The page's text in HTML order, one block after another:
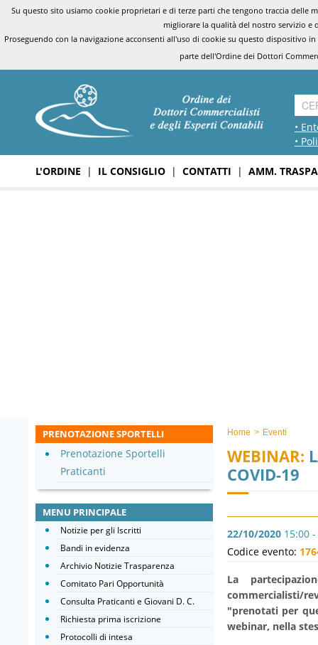
Su questo sito usiamo cookie proprietari e di terze parti che tengono traccia
migliorare la qualità del nostro servizio e
Proseguendo con la navigazione acconsenti all'uso di cookie su questo dispositivo
parte dell'Ordine dei Dottori
•
•
L'ORDINE | IL CONSIGLIO | CONTATTI | AMM.
Home > Eventi
WEBINAR:
COVID-19
22/10/2020 15:00
Codice evento:
La
commercialisti/
"prenotati per
webinar, nella
PRENOTAZIONE SPORTELLI
Prenotazione Sportelli
Praticanti
MENU PRINCIPALE
Notizie per gli Iscritti
Bandi in evidenza
Archivio Notizie Trasparenza
Comitato Pari Opportunità
Consulta Praticanti e Giovani D. C.
Richiesta prima iscrizione
Protocolli di intesa